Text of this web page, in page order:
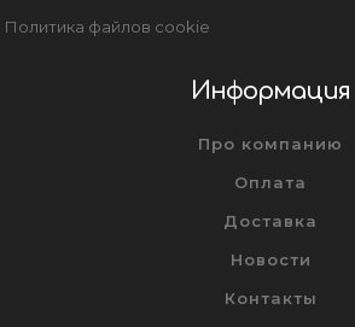
Политика файлов cookie
Информация
Про компанию
Оплата
Доставка
Новости
Контакты